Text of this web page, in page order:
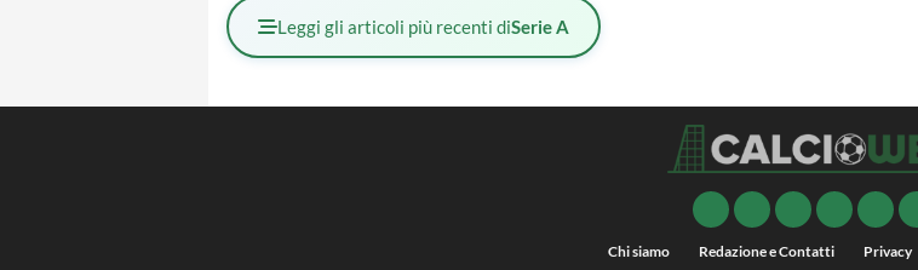
Leggi gli articoli più recenti diSerie A
Chi siamo Redazione e Contatti Privacy